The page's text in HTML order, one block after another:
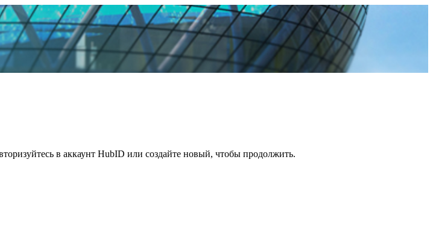
в аккаунт HubID или создайте новый, чтобы продолжить.